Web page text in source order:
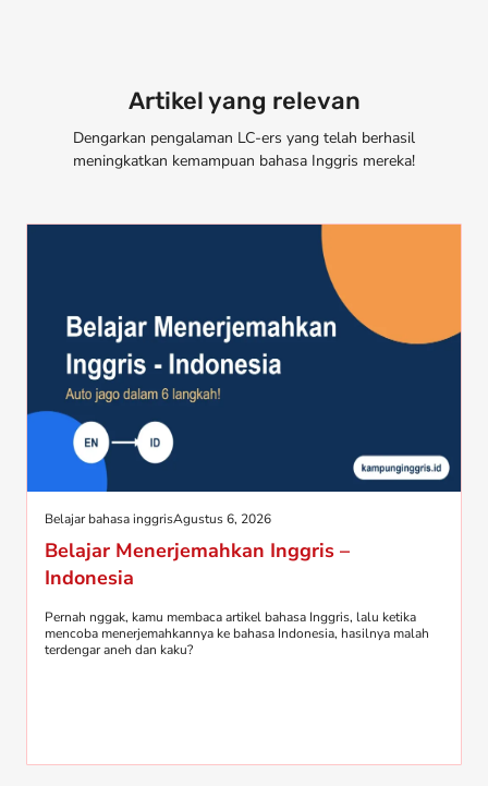
Artikel yang relevan
Dengarkan pengalaman LC-ers yang telah berhasil
meningkatkan kemampuan bahasa Inggris mereka!
Belajar bahasa inggrisAgustus 6, 2026
Belajar Menerjemahkan Inggris –
Indonesia
Pernah nggak, kamu membaca artikel bahasa Inggris, lalu ketika
mencoba menerjemahkannya ke bahasa Indonesia, hasilnya malah
terdengar aneh dan kaku?